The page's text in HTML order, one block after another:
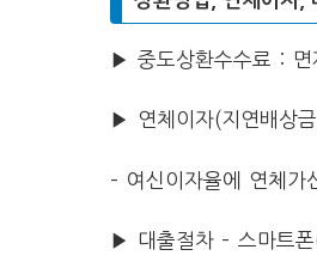
▶ 중도상환수수료 : 면
▶ 연체이자(지연배상
– 여신이자율에 연체
▶ 대출절차 – 스마트